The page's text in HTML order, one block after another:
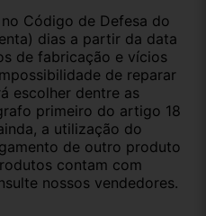
Código de Defesa do
dias a partir da data
de fabricação e vícios
de reparar
escolher dentre as
primeiro do artigo 18
a utilização do
de outro produto
contam com
nossos vendedores.